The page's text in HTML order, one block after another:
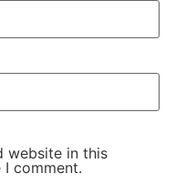
website in this
comment.